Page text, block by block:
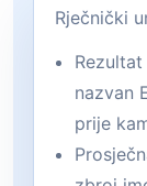
Rječnički
nazvan
prije